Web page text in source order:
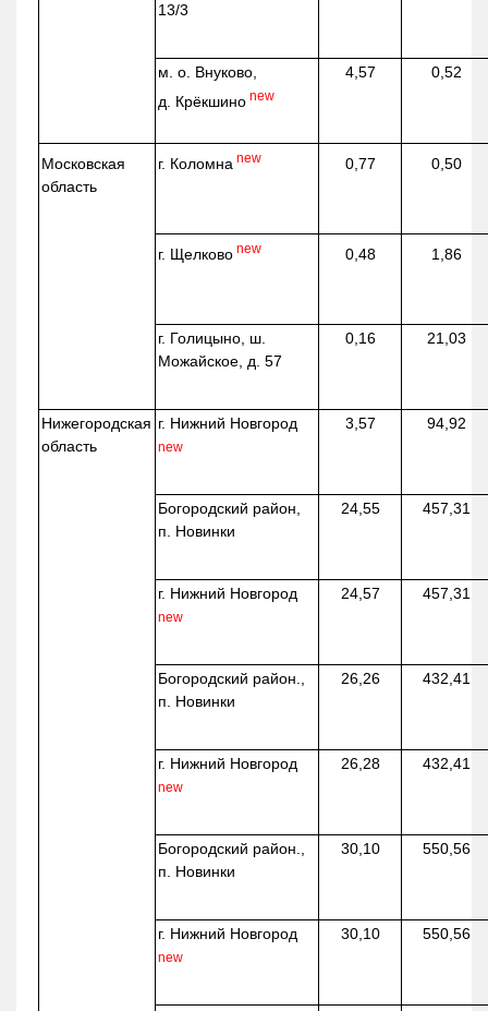
13/3
м. о. Внуково,
д. Крёкшино new
4,57 0,52
Московская
область
г. Коломна new 0,77 0,50
г. Щелково new 0,48 1,86
г. Голицыно, ш.
Можайское, д. 57
0,16 21,03
Нижегородская
область
г. Нижний Новгород
new
3,57 94,92
Богородский район,
п. Новинки
24,55 457,31
г. Нижний Новгород
new
24,57 457,31
Богородский район.,
п. Новинки
26,26 432,41
г. Нижний Новгород
new
26,28 432,41
Богородский район.,
п. Новинки
30,10 550,56
г. Нижний Новгород
new
30,10 550,56